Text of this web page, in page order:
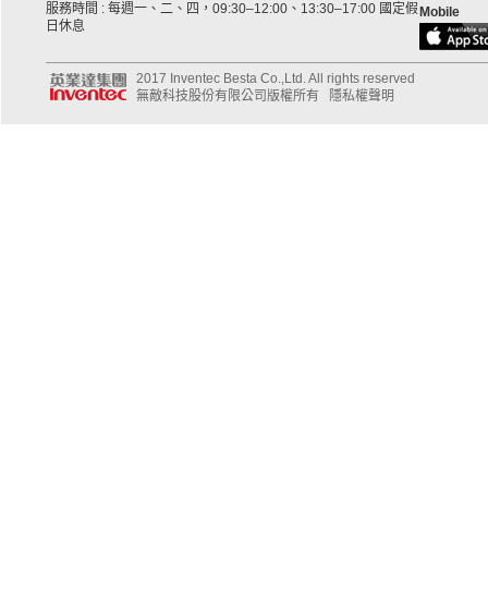
服務時間 : 每週一、二、四，09:30–12:00、13:30–17:00 國定假
日休息
Mobile
2017 Inventec Besta Co.,Ltd. All rights reserved
無敵科技股份有限公司版權所有
隱私權聲明